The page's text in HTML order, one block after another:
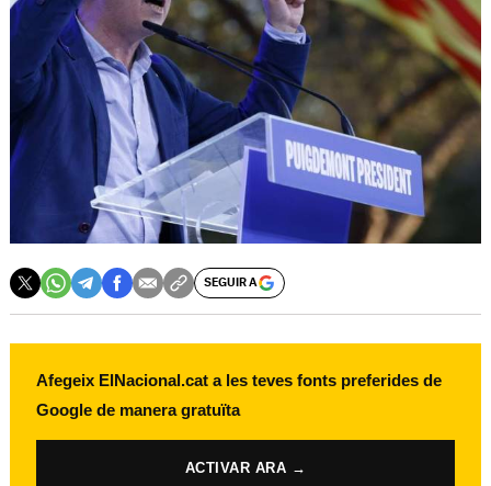
SEGUIR A
Afegeix ElNacional.cat a les teves fonts preferides de
Google de manera gratuïta
ACTIVAR ARA →